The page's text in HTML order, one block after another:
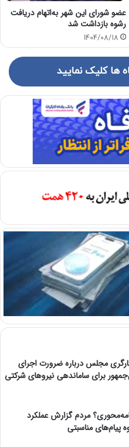
عضو شورای این شهر به‌اتهام دریافت
رشوه بازداشت شد
1404/08/18
ها کلیک نمایید
مجلس درباره ضرورت اجرای
برای ساماندهی نیروهای شرکتی
مردم گزارش عملکرد
پیام‌های مناسبتی